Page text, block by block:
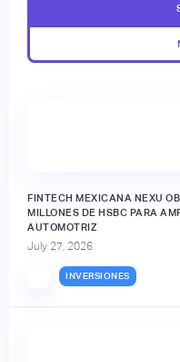
FINTECH MEXICANA NEXU
MILLONES DE HSBC PARA
AUTOMOTRIZ
July 27, 2026
INVERSIONES